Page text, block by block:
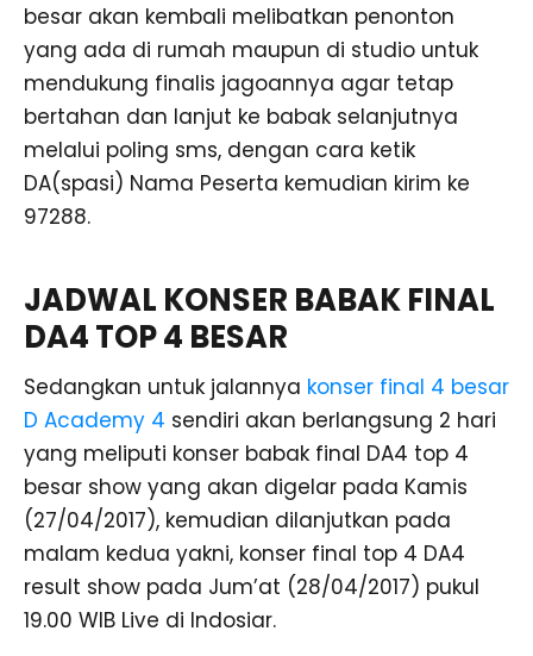
besar akan kembali melibatkan penonton
yang ada di rumah maupun di studio untuk
mendukung finalis jagoannya agar tetap
bertahan dan lanjut ke babak selanjutnya
melalui poling sms, dengan cara ketik
DA(spasi) Nama Peserta kemudian kirim ke
97288.
JADWAL KONSER BABAK FINAL
DA4 TOP 4 BESAR
Sedangkan untuk jalannya konser final 4 besar
D Academy 4 sendiri akan berlangsung 2 hari
yang meliputi konser babak final DA4 top 4
besar show yang akan digelar pada Kamis
(27/04/2017), kemudian dilanjutkan pada
malam kedua yakni, konser final top 4 DA4
result show pada Jum’at (28/04/2017) pukul
19.00 WIB Live di Indosiar.